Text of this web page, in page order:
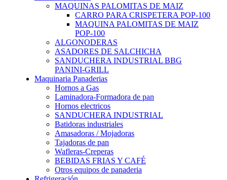
MAQUINAS PALOMITAS DE MAIZ
CARRO PARA CRISPETERA POP-100
MAQUINA PALOMITAS DE MAIZ
POP-100
ALGONODERAS
ASADORES DE SALCHICHA
SANDUCHERA INDUSTRIAL BBG
PANINI-GRILL
Maquinaria Panaderias
Hornos a Gas
Laminadora-Formadora de pan
Hornos electricos
SANDUCHERA INDUSTRIAL
Batidoras industriales
Amasadoras / Mojadoras
Tajadoras de pan
Wafleras-Creperas
BEBIDAS FRIAS Y CAFÉ
Otros equipos de panaderia